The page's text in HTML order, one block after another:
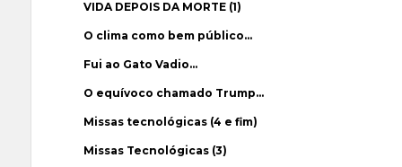
VIDA DEPOIS DA MORTE (1)
O clima como bem público…
Fui ao Gato Vadio…
O equívoco chamado Trump…
Missas tecnológicas (4 e fim)
Missas Tecnológicas (3)